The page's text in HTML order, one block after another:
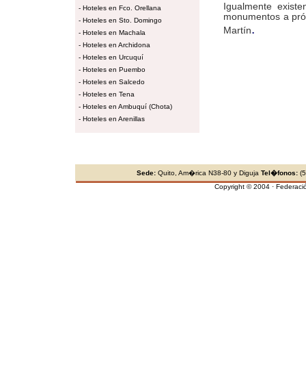
- Hoteles en Fco. Orellana
- Hoteles en Sto. Domingo
- Hoteles en Machala
- Hoteles en Archidona
- Hoteles en Urcuquí
- Hoteles en Puembo
- Hoteles en Salcedo
- Hoteles en Tena
- Hoteles en Ambuquí (Chota)
- Hoteles en Arenillas
Igualmente
monumentos a
Martín.
Sede: Quito, Am�rica N38-80 y Diguja Tel�fonos:
Copyright © 2004 ·